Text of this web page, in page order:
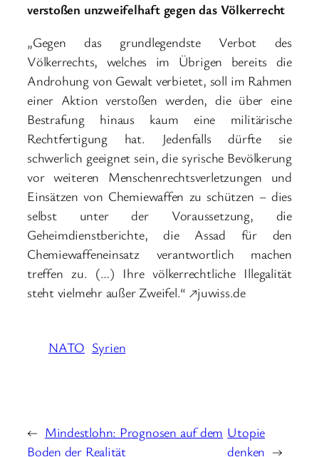
verstoßen unzweifelhaft gegen das Völkerrecht
„Gegen das grundlegendste Verbot des
Völkerrechts, welches im Übrigen bereits die
Androhung von Gewalt verbietet, soll im Rahmen
einer Aktion verstoßen werden, die über eine
Bestrafung hinaus kaum eine militärische
Rechtfertigung hat. Jedenfalls dürfte sie
schwerlich geeignet sein, die syrische Bevölkerung
vor weiteren Menschenrechtsverletzungen und
Einsätzen von Chemiewaffen zu schützen – dies
selbst unter der Voraussetzung, die
Geheimdienstberichte, die Assad für den
Chemiewaffeneinsatz verantwortlich machen
treffen zu. (…) Ihre völkerrechtliche Illegalität
steht vielmehr außer Zweifel.“ ↗juwiss.de
NATO Syrien
← Mindestlohn: Prognosen auf dem
Boden der Realität
Utopie
denken →